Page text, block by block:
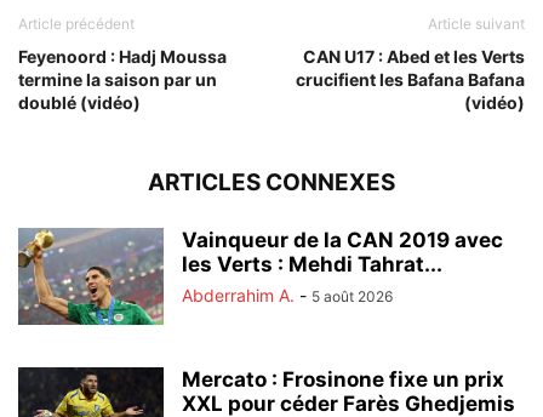
Article précédent
Feyenoord : Hadj Moussa
termine la saison par un
doublé (vidéo)
Article suivant
CAN U17 : Abed et les Verts
crucifient les Bafana Bafana
(vidéo)
ARTICLES CONNEXES
Vainqueur de la CAN 2019 avec
les Verts : Mehdi Tahrat...
Abderrahim A. - 5 août 2026
Mercato : Frosinone fixe un prix
XXL pour céder Farès Ghedjemis